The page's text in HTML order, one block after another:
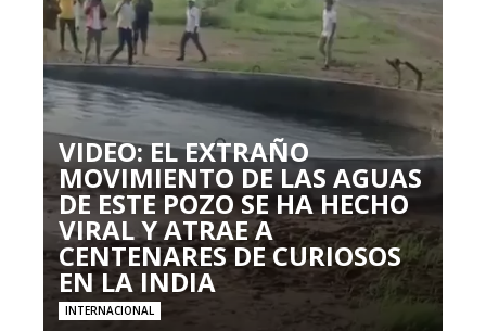
VIDEO: EL EXTRAÑO
MOVIMIENTO DE LAS AGUAS
DE ESTE POZO SE HA HECHO
VIRAL Y ATRAE A
CENTENARES DE CURIOSOS
EN LA INDIA
INTERNACIONAL